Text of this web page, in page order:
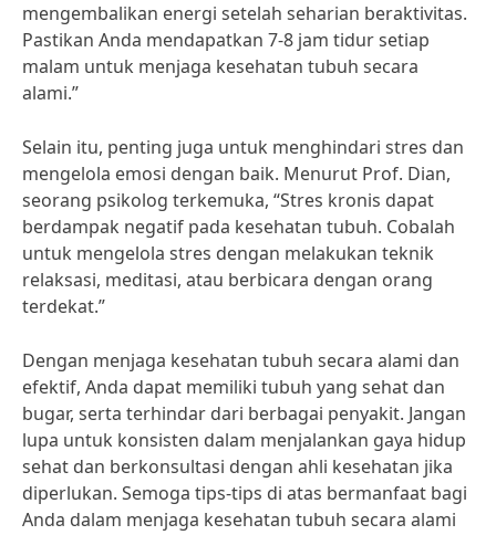
mengembalikan energi setelah seharian beraktivitas.
Pastikan Anda mendapatkan 7-8 jam tidur setiap
malam untuk menjaga kesehatan tubuh secara
alami.”
Selain itu, penting juga untuk menghindari stres dan
mengelola emosi dengan baik. Menurut Prof. Dian,
seorang psikolog terkemuka, “Stres kronis dapat
berdampak negatif pada kesehatan tubuh. Cobalah
untuk mengelola stres dengan melakukan teknik
relaksasi, meditasi, atau berbicara dengan orang
terdekat.”
Dengan menjaga kesehatan tubuh secara alami dan
efektif, Anda dapat memiliki tubuh yang sehat dan
bugar, serta terhindar dari berbagai penyakit. Jangan
lupa untuk konsisten dalam menjalankan gaya hidup
sehat dan berkonsultasi dengan ahli kesehatan jika
diperlukan. Semoga tips-tips di atas bermanfaat bagi
Anda dalam menjaga kesehatan tubuh secara alami